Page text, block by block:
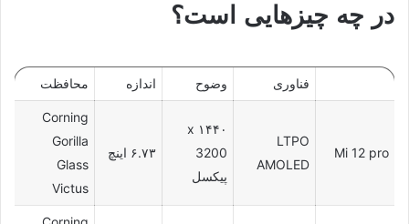
در چه چیزهایی است؟
فناوری وضوح اندازه محافظت
Mi 12 pro
LTPO
AMOLED
۱۴۴۰ x
3200
پیکسل
۶.۷۳ اینچ
Corning
Gorilla
Glass
Victus